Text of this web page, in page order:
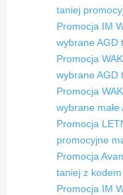
taniej
Promocja IM
wybrane AGD
Promocja
wybrane AGD
Promocja
wybrane
Promocja
promocyjne
Promocja
taniej z
Promocja IM